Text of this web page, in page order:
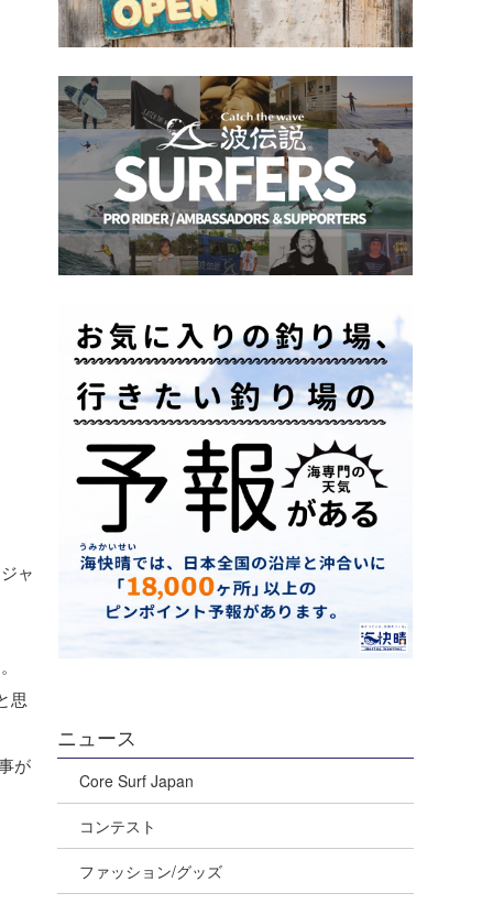
ャ
思
が
ニュース
Core Surf Japan
コンテスト
ファッション/グッズ